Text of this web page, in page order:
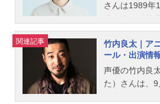
す。こちらで
さんは1989年
ツヤ役をはじ
セブン』の七
のキャラクタ
す。こちらで
ススメ記事を
関連記事
竹内良太｜ア
ール・出演情
声優の竹内良
た）さんは、